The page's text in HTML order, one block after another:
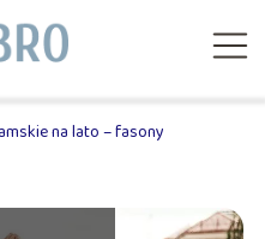
na lato – fasony